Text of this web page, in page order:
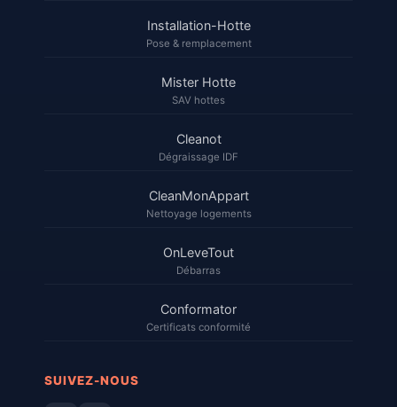
Installation-Hotte
Pose & remplacement
Mister Hotte
SAV hottes
Cleanot
Dégraissage IDF
CleanMonAppart
Nettoyage logements
OnLeveTout
Débarras
Conformator
Certificats conformité
SUIVEZ-NOUS